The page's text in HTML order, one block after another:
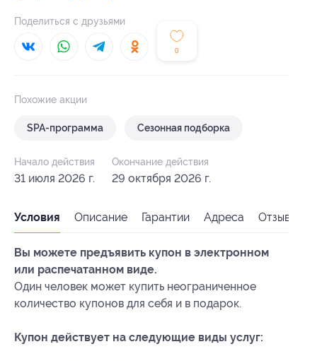
0
Поделиться с друзьями
Похожие акции
SPA-программа Сезонная подборка
Начало действия
31 июля 2026 г.
Окончание действия
29 октября 2026 г.
Условия Описание Гарантии Адреса Отзывы
Вы можете предъявить купон в электронном
или распечатанном виде.
Один человек может купить неограниченное
количество купонов для себя и в подарок.
Купон действует на следующие виды услуг: